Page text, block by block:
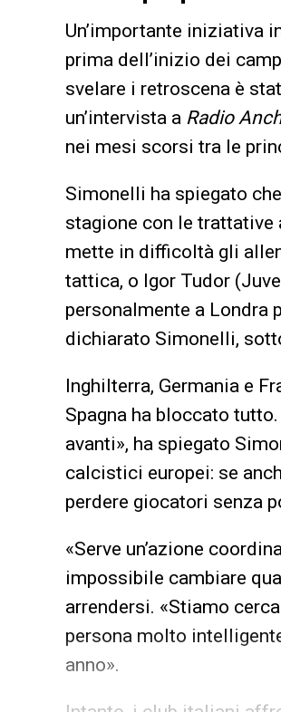
Un’importante iniziativa
prima dell’inizio dei
svelare i retroscena è
un’intervista a Radio
nei mesi scorsi tra le
Simonelli ha spiegato
stagione con le trattative
mette in difficoltà gli
tattica, o Igor Tudor
personalmente a Londra
dichiarato Simonelli,
Inghilterra, Germania e
Spagna ha bloccato
avanti», ha spiegato
calcistici europei: se
perdere giocatori senza
«Serve un’azione
impossibile cambiare
arrendersi. «Stiamo
persona molto
anno».